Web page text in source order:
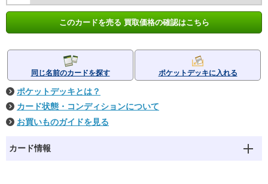
このカードを売る 買取価格の確認はこちら
同じ名前のカードを探す ポケットデッキに入れる
ポケットデッキとは？
カード状態・コンディションについて
お買いものガイドを見る
カード情報